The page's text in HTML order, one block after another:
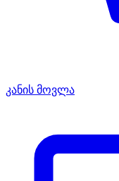
კანის მოვლა